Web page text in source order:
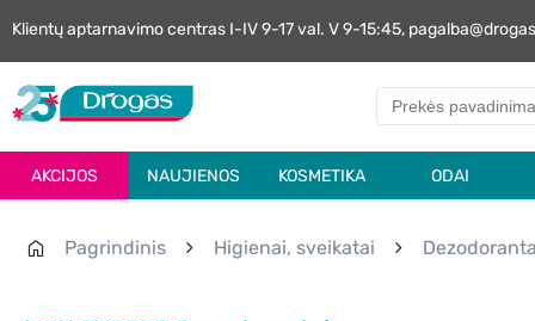
Klientų aptarnavimo centras I-IV 9-17 val. V 9-15:45,
AKCIJOS NAUJIENOS KOSMETIKA ODAI
Pagrindinis Higienai, sveikatai